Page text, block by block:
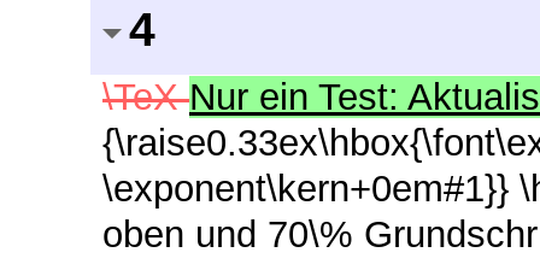
4
\TeXNur ein Test:
\exponent\kern+0em#1}}
oben und 70\%